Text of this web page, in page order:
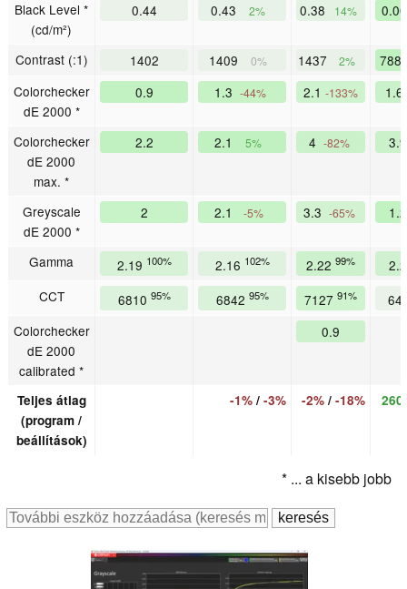
Black Level *
(cd/m²)
0.44 0.43 2% 0.38 14%
Contrast (:1) 1402 1409 0% 1437 2%
Colorchecker
dE 2000 *
0.9 1.3 -44% 2.1 -133%
Colorchecker
dE 2000
max. *
2.2 2.1 5% 4 -82%
Greyscale
dE 2000 *
2 2.1 -5% 3.3 -65%
Gamma 2.19 100% 2.16 102% 2.22 99%
CCT
6810 95% 6842 95% 7127 91%
Colorchecker
dE 2000
calibrated *
0.9
Teljes átlag
(program /
beállítások)
-1%/ -3% -2%/ -18%
* ... a kisebb jobb